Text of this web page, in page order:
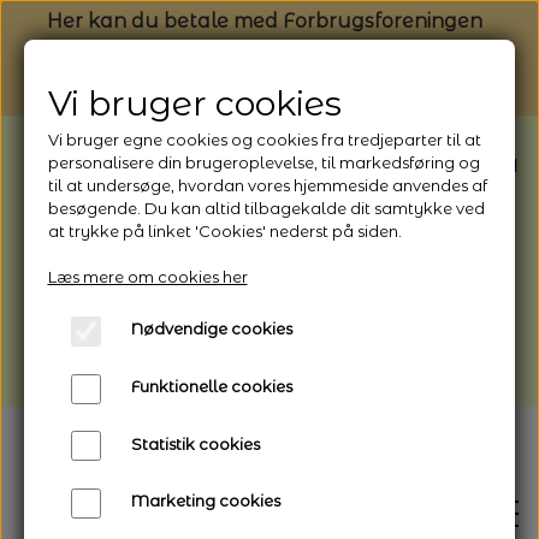
Her kan du betale med Forbrugsforeningen
BEMÆRK: Butikken har ferielukket* fra
1/8 - 9/8 - 2026
*Webshoppen er åben og sender hele
afhentning
Vi gør opmærksom på, at der kan være lidt
længere leveringstid
Vi bruger cookies
Vi bruger egne cookies og cookies fra tredjeparter til at
personalisere din brugeroplevelse, til markedsføring og
til at undersøge, hvordan vores hjemmeside anvendes af
besøgende. Du kan altid tilbagekalde dit samtykke ved
at trykke på linket 'Cookies' nederst på siden.
Læs mere om cookies her
Nødvendige cookies
Funktionelle cookies
Statistik cookies
Marketing cookies